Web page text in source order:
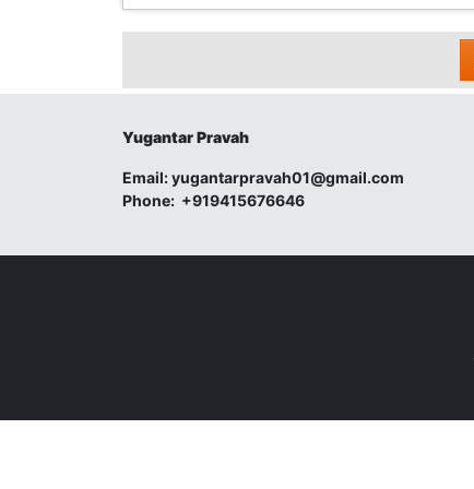
Yugantar Pravah
Email:yugantarpravah01@gmail.com
Phone: +919415676646